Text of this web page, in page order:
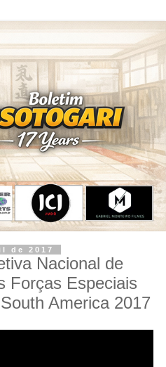
de 2017
Nacional de
Forças Especiais
America 2017